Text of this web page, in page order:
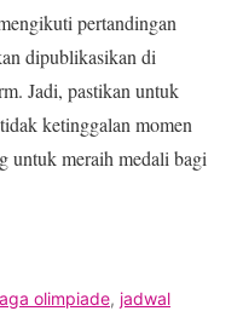
pertandingan
dipublikasikan di
Jadi, pastikan untuk
ketinggalan momen
untuk meraih medali bagi
olimpiade, jadwal